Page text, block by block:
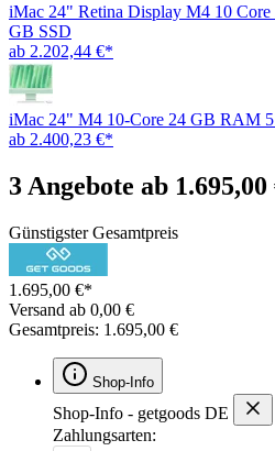
iMac 24" Retina Display M4 10
GB SSD
ab 2.202,44 €*
iMac 24" M4 10-Core 24 GB RAM
ab 2.400,23 €*
3 Angebote ab 1.695,00
Günstigster Gesamtpreis
1.695,00 €*
Versand ab 0,00 €
Gesamtpreis: 1.695,00 €
Shop-Info
Shop-Info - getgoods DE
Zahlungsarten: